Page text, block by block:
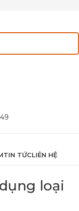
TIN TỨCLIÊN HỆ
loại